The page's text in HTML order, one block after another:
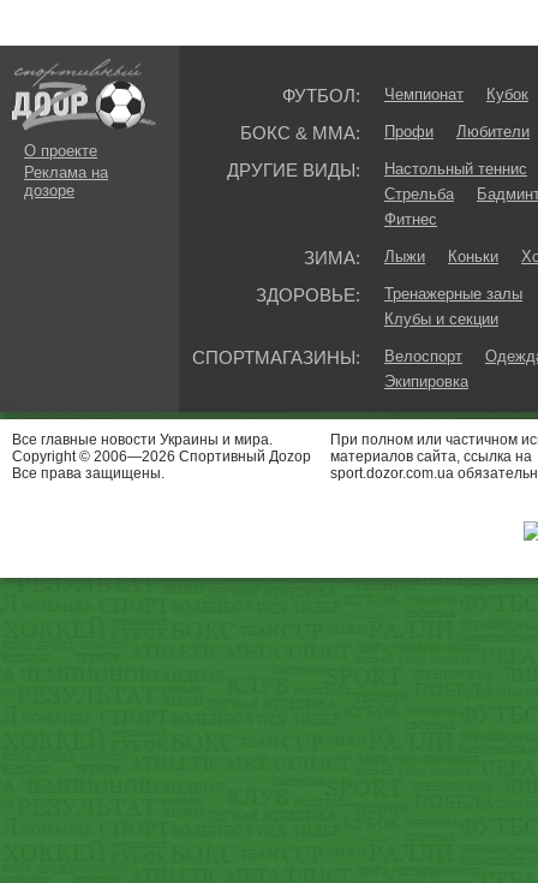
О проекте
Реклама на
дозоре
ФУТБОЛ: Чемпионат Кубок
БОКС & ММА: Профи Любители
ДРУГИЕ ВИДЫ:
Настольный теннис
Стрельба
Фитнес
ЗИМА: Лыжи Коньки
ЗДОРОВЬЕ:
Тренажерные залы
Клубы и секции
СПОРТМАГАЗИНЫ: Велоспорт
Экипировка
Все главные новости Украины и мира.
Copyright © 2006—2026 Спортивный Доzор
Все права защищены.
При полном или частичном
материалов сайта, ссылка на
sport.dozor.com.ua